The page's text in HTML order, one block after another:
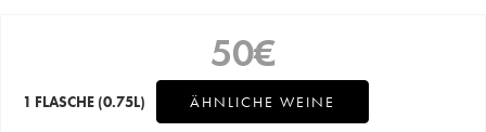
50€
1 FLASCHE (0.75L) ÄHNLICHE WEINE